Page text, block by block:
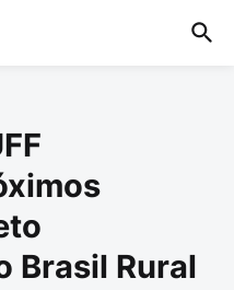
Brasil Rural